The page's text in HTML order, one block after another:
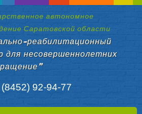
автономное
Саратовской области
реабилитационный
для несовершеннолетних
92-94-77